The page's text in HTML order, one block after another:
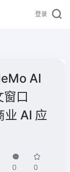
登录
AI
口
业 AI 应
0 0